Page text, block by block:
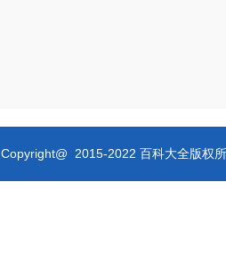
Copyright@ 2015-2022 百科大全版权